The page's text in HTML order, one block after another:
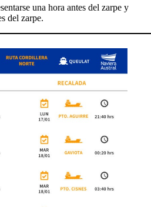
una hora antes del zarpe y
del zarpe.